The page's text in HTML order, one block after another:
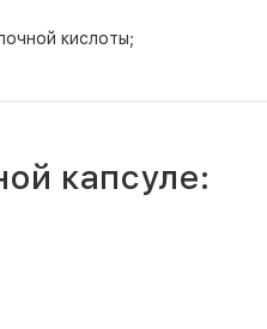
кислоты;
капсуле: